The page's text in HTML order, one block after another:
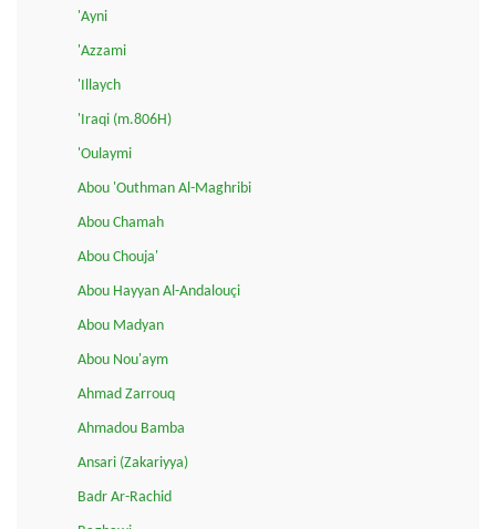
'Ayni
'Azzami
'Illaych
'Iraqi (m.806H)
'Oulaymi
Abou 'Outhman Al-Maghribi
Abou Chamah
Abou Chouja'
Abou Hayyan Al-Andalouçi
Abou Madyan
Abou Nou'aym
Ahmad Zarrouq
Ahmadou Bamba
Ansari (Zakariyya)
Badr Ar-Rachid